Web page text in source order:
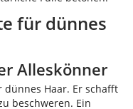
für dünnes
Alleskönner
Haar. Er schafft
beschweren. Ein